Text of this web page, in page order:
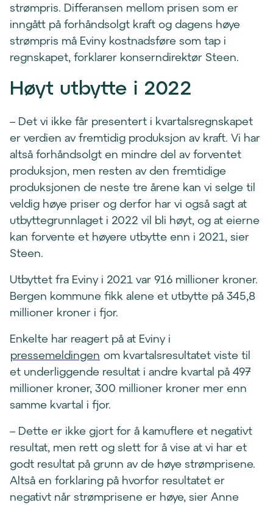
strømpris. Differansen mellom prisen som er
inngått på forhåndsolgt kraft og dagens høye
strømpris må Eviny kostnadsføre som tap i
regnskapet, forklarer konserndirektør Steen.
Høyt utbytte i 2022
– Det vi ikke får presentert i kvartalsregnskapet
er verdien av fremtidig produksjon av kraft. Vi har
altså forhåndsolgt en mindre del av forventet
produksjon, men resten av den fremtidige
produksjonen de neste tre årene kan vi selge til
veldig høye priser og derfor har vi også sagt at
utbyttegrunnlaget i 2022 vil bli høyt, og at eierne
kan forvente et høyere utbytte enn i 2021, sier
Steen.
Utbyttet fra Eviny i 2021 var 916 millioner kroner.
Bergen kommune fikk alene et utbytte på 345,8
millioner kroner i fjor.
Enkelte har reagert på at Eviny i
pressemeldingen om kvartalsresultatet viste til
et underliggende resultat i andre kvartal på 497
millioner kroner, 300 millioner kroner mer enn
samme kvartal i fjor.
– Dette er ikke gjort for å kamuflere et negativt
resultat, men rett og slett for å vise at vi har et
godt resultat på grunn av de høye strømprisene.
Altså en forklaring på hvorfor resultatet er
negativt når strømprisene er høye, sier Anne